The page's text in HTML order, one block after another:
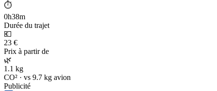
⏱️
0h38m
Durée du trajet
💶
23 €
Prix à partir de
🌿
1.1 kg
CO² · vs 9.7 kg avion
Publicité